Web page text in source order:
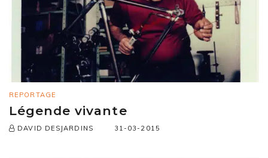
REPORTAGE
Légende vivante
DAVID DESJARDINS 31-03-2015